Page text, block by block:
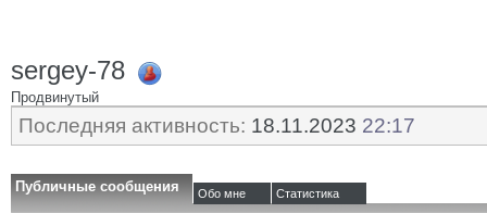
sergey-78
Продвинутый
Последняя активность: 18.11.2023 22:17
Публичные сообщения Обо мне Статистика